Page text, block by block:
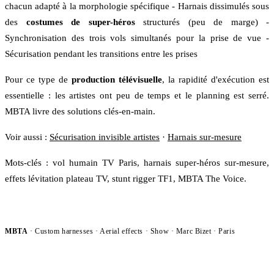
chacun adapté à la morphologie spécifique - Harnais dissimulés sous
des costumes de super-hérosstructurés (peu de marge) -
Synchronisation des trois vols simultanés pour la prise de vue -
Sécurisation pendant les transitions entre les prises
Pour ce type de production télévisuelle, la rapidité d'exécution est
essentielle : les artistes ont peu de temps et le planning est serré.
MBTA livre des solutions clés-en-main.
Voir aussi : Sécurisation invisible artistes · Harnais sur-mesure
Mots-clés : vol humain TV Paris, harnais super-héros sur-mesure,
effets lévitation plateau TV, stunt rigger TF1, MBTA The Voice.
MBTA · Custom harnesses · Aerial effects · Show · Marc Bizet · Paris